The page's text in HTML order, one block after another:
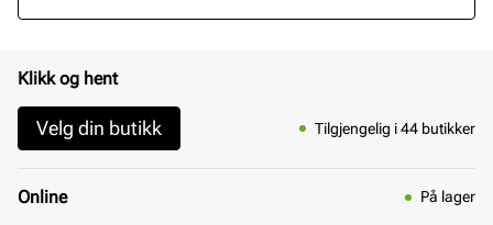
Klikk og hent
Velg din butikk Tilgjengelig i 44 butikker
Online På lager